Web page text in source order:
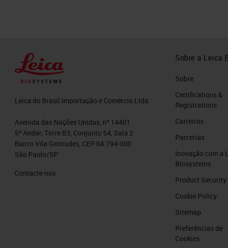
Leica do Brasil Importação e Comércio Ltda.
Avenida das Nações Unidas, nº 14401
5º Andar, Torre B3, Conjunto 54, Sala 2
Bairro Vila Gertrudes, CEP 04.794-000
São Paulo/SP
Contacte-nos
Sobre a Leica
Sobre
Certifications &
Registrations
Carreiras
Parcerias
Inovação com a
Biosystems
Product Security
Cookie Policy
Sitemap
Preferências de
Cookies